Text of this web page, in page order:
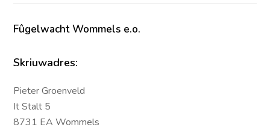
Fûgelwacht Wommels e.o.
Skriuwadres:
Pieter Groenveld
It Stalt 5
8731 EA Wommels